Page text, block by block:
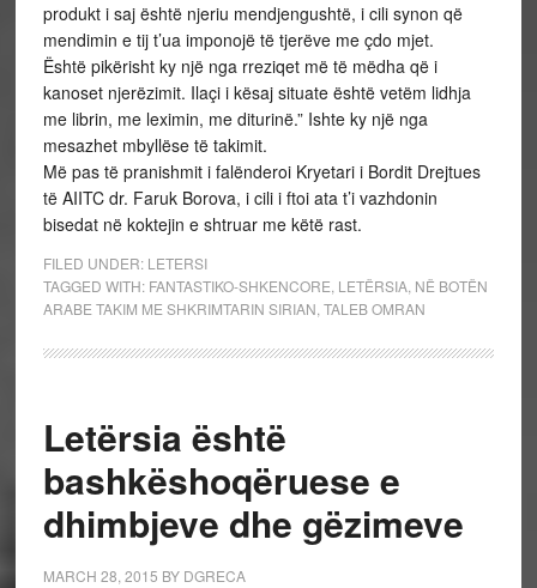
produkt i saj është njeriu mendjengushtë, i cili synon që
mendimin e tij t’ua imponojë të tjerëve me çdo mjet.
Është pikërisht ky një nga rreziqet më të mëdha që i
kanoset njerëzimit. Ilaçi i kësaj situate është vetëm lidhja
me librin, me leximin, me diturinë.” Ishte ky një nga
mesazhet mbyllëse të takimit.
Më pas të pranishmit i falënderoi Kryetari i Bordit Drejtues
të AIITC dr. Faruk Borova, i cili i ftoi ata t’i vazhdonin
bisedat në koktejin e shtruar me këtë rast.
FILED UNDER: LETERSI
TAGGED WITH: FANTASTIKO-SHKENCORE LETËRSIA, NË BOTËN
ARABE TAKIM ME SHKRIMTARIN SIRIAN TALEB OMRAN
Letërsia është
bashkëshoqëruese e
dhimbjeve dhe gëzimeve
MARCH 28, 2015 BY DGRECA